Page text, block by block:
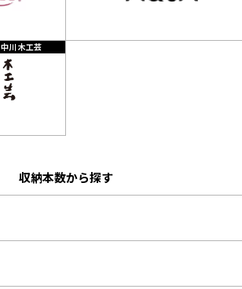
中川 木工芸
収納本数から探す